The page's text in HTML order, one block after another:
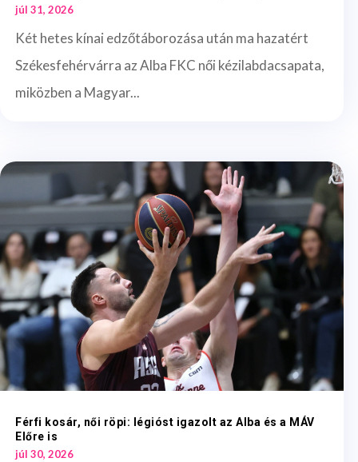
júl 31, 2026
Két hetes kínai edzőtáborozása után ma hazatért
Székesfehérvárra az Alba FKC női kézilabdacsapata,
miközben a Magyar...
Férfi kosár, női röpi: légióst igazolt az Alba és a MÁV
Előre is
júl 30, 2026